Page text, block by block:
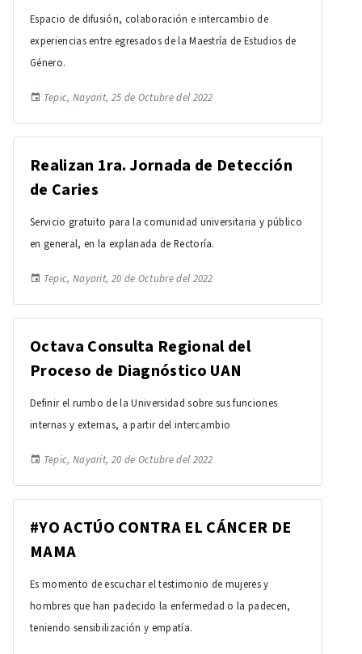
Espacio de difusión, colaboración e intercambio de
experiencias entre egresados de la Maestría de Estudios de
Género.
Tepic, Nayarit, 25 de Octubre del 2022
Realizan 1ra. Jornada de Detección
de Caries
Servicio gratuito para la comunidad universitaria y público
en general, en la explanada de Rectoría.
Tepic, Nayarit, 20 de Octubre del 2022
Octava Consulta Regional del
Proceso de Diagnóstico UAN
Definir el rumbo de la Universidad sobre sus funciones
internas y externas, a partir del intercambio
Tepic, Nayarit, 20 de Octubre del 2022
#YO ACTÚO CONTRA EL CÁNCER DE
MAMA
Es momento de escuchar el testimonio de mujeres y
hombres que han padecido la enfermedad o la padecen,
teniendo sensibilización y empatía.